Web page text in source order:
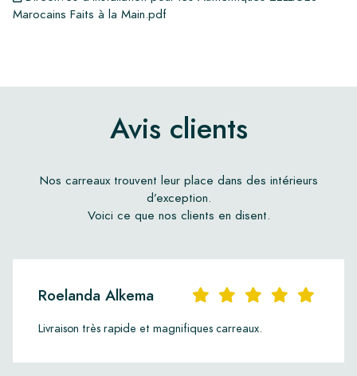
Marocains Faits à la Main.pdf
Avis clients
Nos carreaux trouvent leur place dans des intérieurs
d’exception.
Voici ce que nos clients en disent.
Roelanda Alkema
Livraison très rapide et magnifiques carreaux.